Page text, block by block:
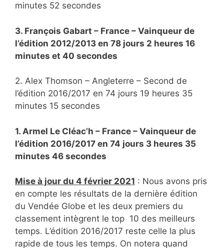
minutes 52 secondes
3. François Gabart – France – Vainqueur de
l’édition 2012/2013 en 78 jours 2 heures 16
minutes et 40 secondes
2. Alex Thomson – Angleterre – Second de
l’édition 2016/2017 en 74 jours 19 heures 35
minutes 15 secondes
1. Armel Le Cléac’h – France – Vainqueur de
l’édition 2016/2017 en 74 jours 3 heures 35
minutes 46 secondes
Mise à jour du 4 février 2021 : Nous avons pris
en compte les résultats de la dernière édition
du Vendée Globe et les deux premiers du
classement intègrent le top 10 des meilleurs
temps. L’édition 2016/2017 reste celle la plus
rapide de tous les temps. On notera quand